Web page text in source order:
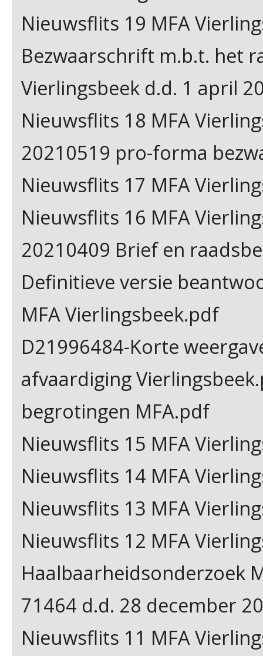
Nieuwsflits 19 MFA
Bezwaarschrift m.b.t. het
Vierlingsbeek d.d. 1 april
Nieuwsflits 18 MFA
20210519 pro-forma
Nieuwsflits 17 MFA
Nieuwsflits 16 MFA
20210409 Brief en
Definitieve versie
MFA Vierlingsbeek.pdf
D21996484-Korte
afvaardiging
begrotingen MFA.pdf
Nieuwsflits 15 MFA
Nieuwsflits 14 MFA
Nieuwsflits 13 MFA
Nieuwsflits 12 MFA
Haalbaarheidsonderzoek
71464 d.d. 28 december
Nieuwsflits 11 MFA